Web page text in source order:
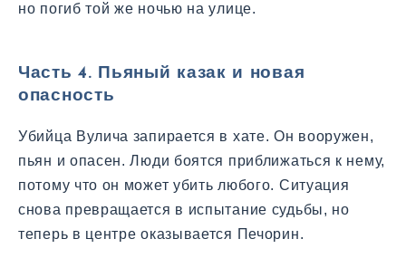
но погиб той же ночью на улице.
Часть 4. Пьяный казак и новая
опасность
Убийца Вулича запирается в хате. Он вооружен,
пьян и опасен. Люди боятся приближаться к нему,
потому что он может убить любого. Ситуация
снова превращается в испытание судьбы, но
теперь в центре оказывается Печорин.